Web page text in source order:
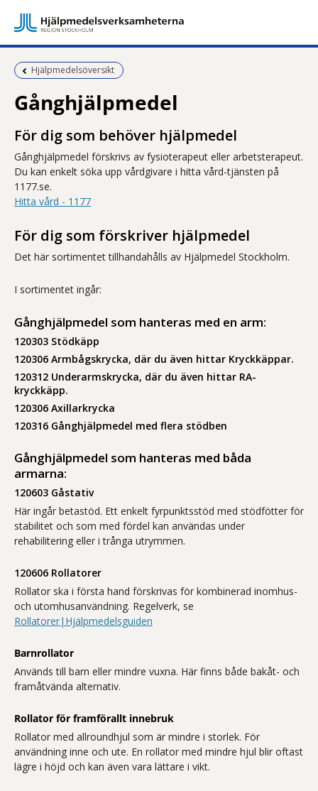
Föregående sida:
Hjälpmedelsöversikt
Gånghjälpmedel
För dig som behöver hjälpmedel
Gånghjälpmedel förskrivs av fysioterapeut eller arbetsterapeut.
Du kan enkelt söka upp vårdgivare i hitta vård-tjänsten på
1177.se.
Hitta vård - 1177
För dig som förskriver hjälpmedel
Det här sortimentet tillhandahålls av Hjälpmedel Stockholm.
I sortimentet ingår:
Gånghjälpmedel som hanteras med en arm:
120303 Stödkäpp
120306 Armbågskrycka, där du även hittar Kryckkäppar.
120312 Underarmskrycka, där du även hittar RA-
kryckkäpp.
120306 Axillarkrycka
120316 Gånghjälpmedel med flera stödben
Gånghjälpmedel som hanteras med båda
armarna:
120603 Gåstativ
Här ingår betastöd. Ett enkelt fyrpunktsstöd med stödfötter för
stabilitet och som med fördel kan användas under
rehabilitering eller i trånga utrymmen.
120606 Rollatorer
Rollator ska i första hand förskrivas för kombinerad inomhus-
och utomhusanvändning. Regelverk, se
Rollatorer|Hjälpmedelsguiden
Barnrollator
Används till barn eller mindre vuxna. Här finns både bakåt- och
framåtvända alternativ.
Rollator för framförallt innebruk
Rollator med allroundhjul som är mindre i storlek. För
användning inne och ute. En rollator med mindre hjul blir oftast
lägre i höjd och kan även vara lättare i vikt.